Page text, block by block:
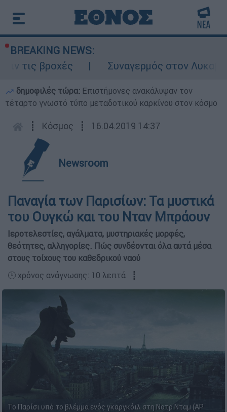
BREAKING NEWS:
Συναγερμός στον Λυκαβηττό:
δημοφιλές τώρα: Επιστήμονες ανακάλυψαν τον
τέταρτο γνωστό τύπο μεταδοτικού καρκίνου στον κόσμο
┋ Κόσμος ┋ 16.04.2019 14:37
Newsroom
Παναγία των Παρισίων: Τα μυστικά
του Ουγκώ και του Νταν Μπράουν
Ιεροτελεστίες, αγάλματα, μυστηριακές μορφές,
θεότητες, αλληγορίες. Πώς συνδέονται όλα αυτά μέσα
στους τοίχους του καθεδρικού ναού
🕛 χρόνος ανάγνωσης: 10 λεπτά ┋
Το Παρίσι υπό το βλέμμα ενός γκαργκόιλ στη Νοτρ Νταμ (AP